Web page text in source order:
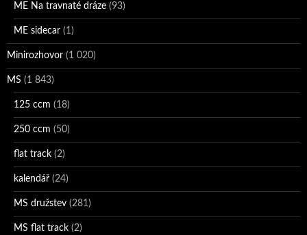
ME Na travnaté dráze (93)
ME sidecar (1)
Minirozhovor (1 020)
MS (1 843)
125 ccm (18)
250 ccm (50)
flat track (2)
kalendář (24)
MS družstev (281)
MS flat track (2)